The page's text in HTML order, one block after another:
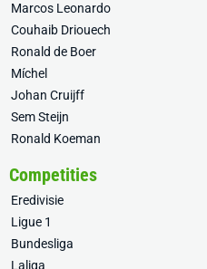
Marcos Leonardo
Couhaib Driouech
Ronald de Boer
Míchel
Johan Cruijff
Sem Steijn
Ronald Koeman
Competities
Eredivisie
Ligue 1
Bundesliga
Laliga